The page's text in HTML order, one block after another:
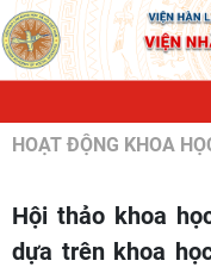
HOẠT ĐỘNG KHOA
Hội thảo khoa học “Phát triển kinh tế - xã hội
dựa trên khoa